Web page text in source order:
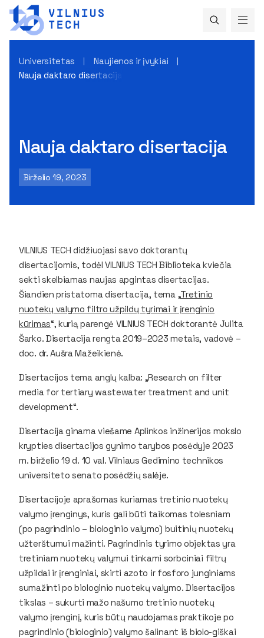
Universitetas
Naujienos ir įvykiai
Nauja daktaro disertacija
Nauja daktaro disertacija
Birželio 19, 2023
VILNIUS TECH didžiuojasi savo doktorantų
disertacijomis, todėl VILNIUS TECH Biblioteka kviečia
sekti skelbiamas naujas apgintas disertacijas.
Šiandien pristatoma disertacija, tema „Tretinio
nuotekų valymo filtro užpildų tyrimai ir įrenginio
kūrimas“, kurią parengė VILNIUS TECH doktorantė Julita
Šarko. Disertacija rengta 2019–2023 metais, vadovė –
doc. dr. Aušra Mažeikienė.
Disertacijos tema anglų kalba: „Research on filter
media for tertiary wastewater treatment and unit
development“.
Disertacija ginama viešame Aplinkos inžinerijos mokslo
krypties disertacijos gynimo tarybos posėdyje 2023
m. birželio 19 d. 10 val. Vilniaus Gedimino technikos
universiteto senato posėdžių salėje.
Disertacijoje aprašomas kuriamas tretinio nuotekų
valymo įrenginys, kuris gali būti taikomas tolesniam
(po pagrindinio – biologinio valymo) buitinių nuotekų
užterštumui mažinti. Pagrindinis tyrimo objektas yra
tretiniam nuotekų valymui tinkami sorbciniai filtrų
užpildai ir įrenginiai, skirti azoto ir fosforo junginiams
sumažinti po biologinio nuotekų valymo. Disertacijos
tikslas – sukurti mažo našumo tretinio nuotekų
valymo įrenginį, kuris būtų naudojamas praktikoje po
pagrindinio (biologinio) valymo šalinant iš biolo-giškai